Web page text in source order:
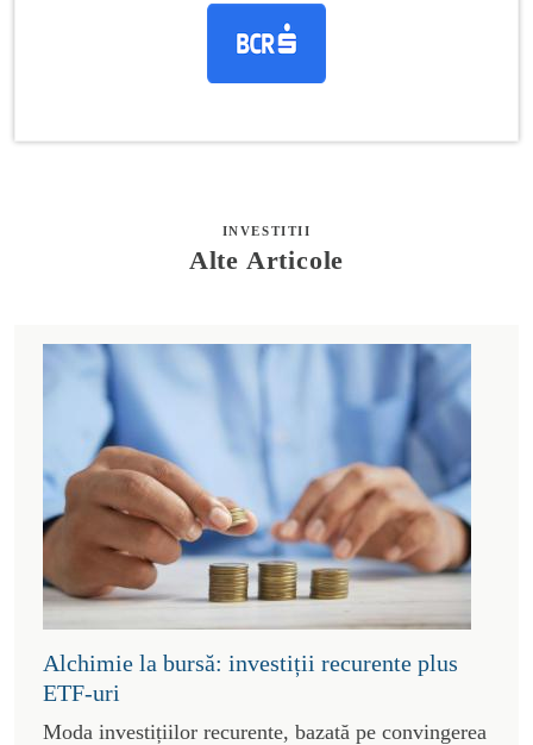
INVESTITII
Alte Articole
Alchimie la bursă: investiții recurente plus
ETF-uri
Moda investițiilor recurente, bazată pe convingerea